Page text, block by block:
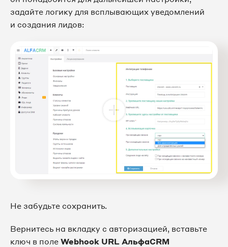
задайте логику для всплывающих уведомлений
и создания лидов:
Не забудьте сохранить.
Вернитесь на вкладку с авторизацией, вставьте
ключ в поле Webhook URL АльфаCRM